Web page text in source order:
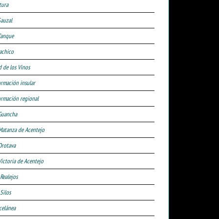
de los Vinos
insular
regional
de Acentejo
de Acentejo